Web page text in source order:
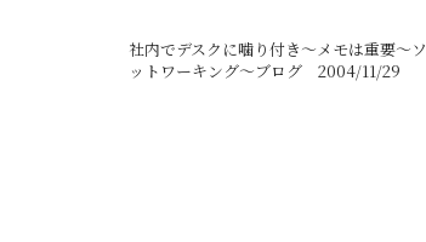
社内でデスクに噛り付き～メモは重要～
ットワーキング～ブログ 2004/11/29